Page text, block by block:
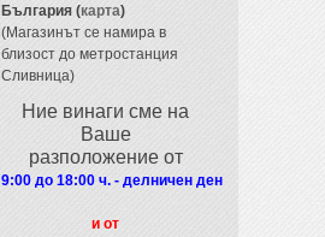
България (карта)
(Магазинът се намира в
близост до метростанция
Сливница)
Ние винаги сме на
Ваше
разположение от
9:00 до 18:00 ч. - делничен ден
и от